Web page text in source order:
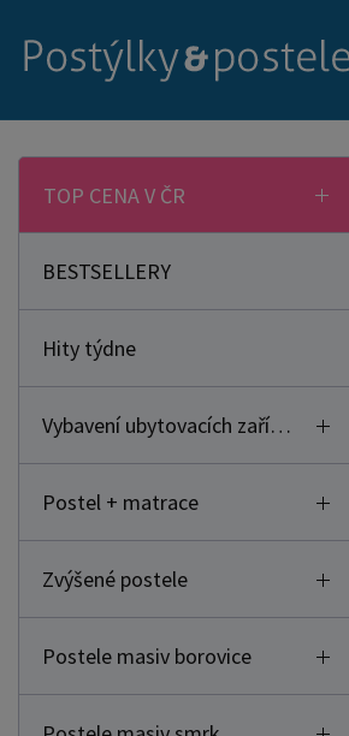
TOP CENA V ČR
BESTSELLERY
Hity týdne
Vybavení ubytovacích zařízení
Postel + matrace
Zvýšené postele
Postele masiv borovice